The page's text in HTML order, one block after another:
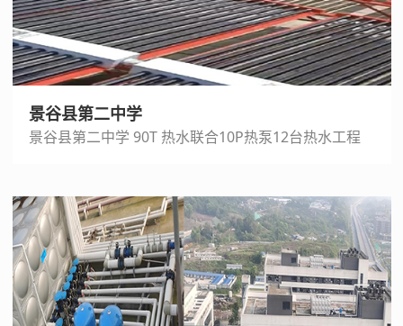
景谷县第二中学
景谷县第二中学 90T 热水联合10P热泵12台热水工程